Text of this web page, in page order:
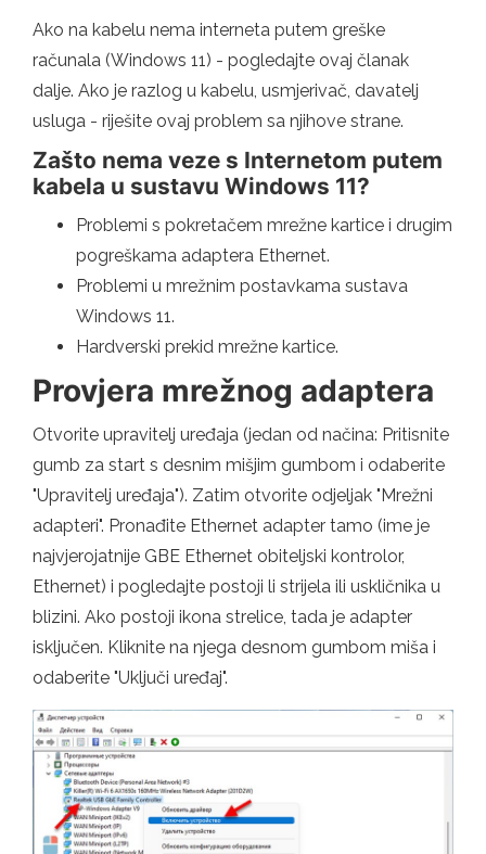
Ako na kabelu nema interneta putem greške
računala (Windows 11) - pogledajte ovaj članak
dalje. Ako je razlog u kabelu, usmjerivač, davatelj
usluga - riješite ovaj problem sa njihove strane.
Zašto nema veze s Internetom putem
kabela u sustavu Windows 11?
Problemi s pokretačem mrežne kartice i drugim
pogreškama adaptera Ethernet.
Problemi u mrežnim postavkama sustava
Windows 11.
Hardverski prekid mrežne kartice.
Provjera mrežnog adaptera
Otvorite upravitelj uređaja (jedan od načina: Pritisnite
gumb za start s desnim mišjim gumbom i odaberite
"Upravitelj uređaja"). Zatim otvorite odjeljak "Mrežni
adapteri". Pronađite Ethernet adapter tamo (ime je
najvjerojatnije GBE Ethernet obiteljski kontrolor,
Ethernet) i pogledajte postoji li strijela ili uskličnika u
blizini. Ako postoji ikona strelice, tada je adapter
isključen. Kliknite na njega desnom gumbom miša i
odaberite "Uključi uređaj".